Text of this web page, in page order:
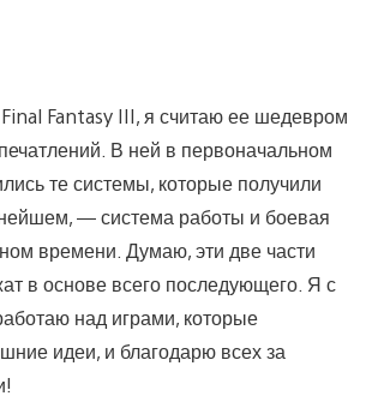
Fantasy III, я считаю ее шедевром
В ней в первоначальном
те системы, которые получили
— система работы и боевая
времени. Думаю, эти две части
в основе всего последующего. Я с
над играми, которые
идеи, и благодарю всех за